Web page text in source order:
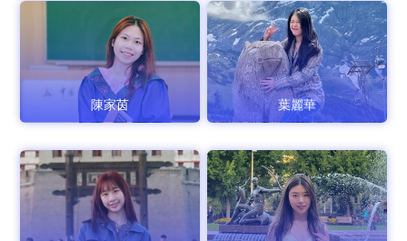
陳家茵 葉麗華